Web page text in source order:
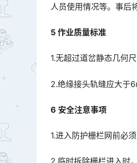
人员使用情况等。事后
5 作业质量标准
1.无超过道岔静态几何
2.绝缘接头轨缝应大于
6 安全注意事项
1.进入防护栅栏网前必